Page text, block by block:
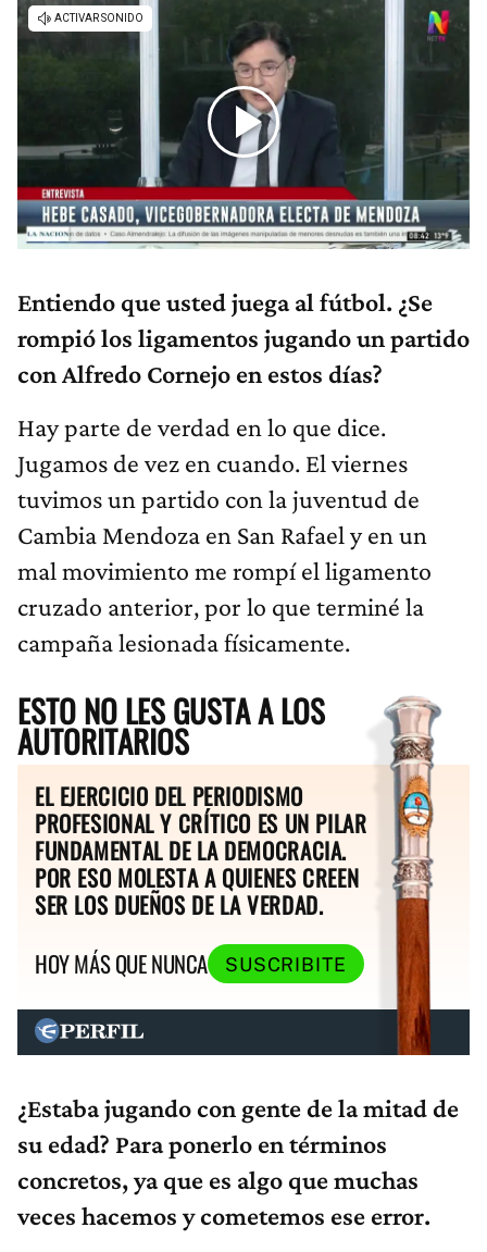
Entiendo que usted juega al fútbol. ¿Se
rompió los ligamentos jugando un partido
con Alfredo Cornejo en estos días?
Hay parte de verdad en lo que dice.
Jugamos de vez en cuando. El viernes
tuvimos un partido con la juventud de
Cambia Mendoza en San Rafael y en un
mal movimiento me rompí el ligamento
cruzado anterior, por lo que terminé la
campaña lesionada físicamente.
ESTO NO LES GUSTA A LOS
AUTORITARIOS
EL EJERCICIO DEL PERIODISMO
PROFESIONAL Y CRÍTICO ES UN PILAR
FUNDAMENTAL DE LA DEMOCRACIA.
POR ESO MOLESTA A QUIENES CREEN
SER LOS DUEÑOS DE LA VERDAD.
HOY MÁS QUE NUNCA
SUSCRIBITE
¿Estaba jugando con gente de la mitad de
su edad? Para ponerlo en términos
concretos, ya que es algo que muchas
veces hacemos y cometemos ese error.